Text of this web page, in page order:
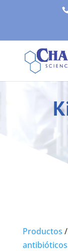
Productos /
antibióticos